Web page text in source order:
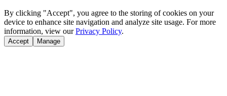
By clicking "Accept", you agree to the storing of cookies on your
device to enhance site navigation and analyze site usage. For more
information, view our Privacy Policy.
Accept Manage